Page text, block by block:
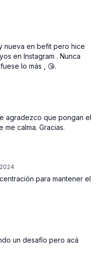
nueva en befit pero hice
en Instagram . Nunca
lo más , 😘.
agradezco que pongan el
calma. Gracias.
para mantener el
un desafío pero acá